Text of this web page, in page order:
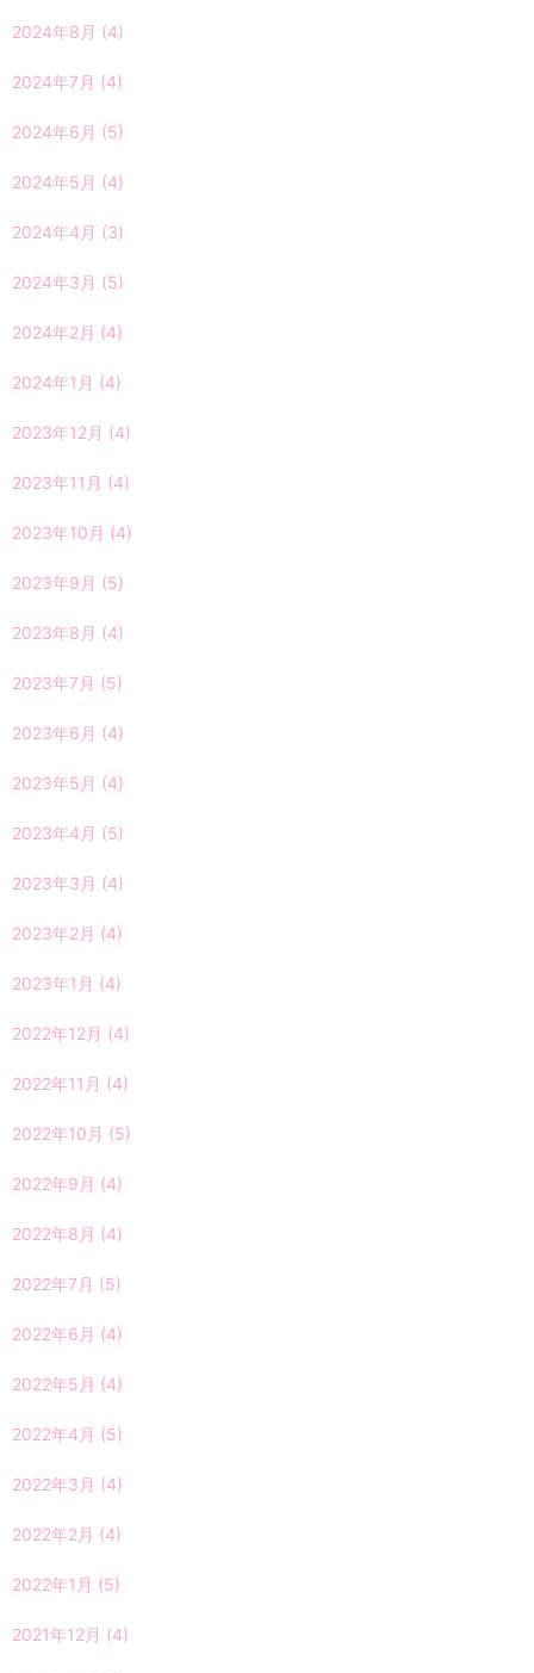
2024年8月 (4)
2024年7月 (4)
2024年6月 (5)
2024年5月 (4)
2024年4月 (3)
2024年3月 (5)
2024年2月 (4)
2024年1月 (4)
2023年12月 (4)
2023年11月 (4)
2023年10月 (4)
2023年9月 (5)
2023年8月 (4)
2023年7月 (5)
2023年6月 (4)
2023年5月 (4)
2023年4月 (5)
2023年3月 (4)
2023年2月 (4)
2023年1月 (4)
2022年12月 (4)
2022年11月 (4)
2022年10月 (5)
2022年9月 (4)
2022年8月 (4)
2022年7月 (5)
2022年6月 (4)
2022年5月 (4)
2022年4月 (5)
2022年3月 (4)
2022年2月 (4)
2022年1月 (5)
2021年12月 (4)